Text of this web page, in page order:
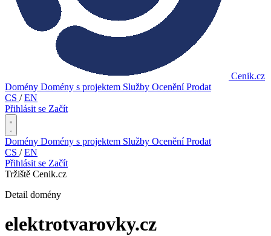
Cenik.cz
Domény Domény s projektem Služby OceněníProdat
CS / EN
Přihlásit se Začít
Domény Domény s projektem Služby OceněníProdat
CS / EN
Přihlásit se Začít
Tržiště Cenik.cz
Detail domény
elektrotvarovky.cz